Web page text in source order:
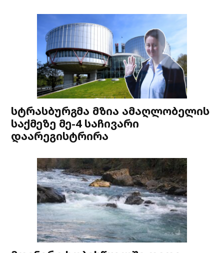
სტრასბურგმა მზია ამაღლობელის
საქმეზე მე-4 საჩივარი
დაარეგისტრირა